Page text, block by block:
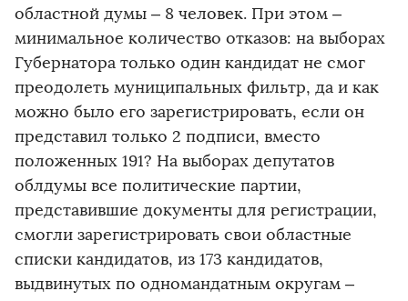
областной думы – 8 человек. При этом –
минимальное количество отказов: на выборах
Губернатора только один кандидат не смог
преодолеть муниципальных фильтр, да и как
можно было его зарегистрировать, если он
представил только 2 подписи, вместо
положенных 191? На выборах депутатов
облдумы все политические партии,
представившие документы для регистрации,
смогли зарегистрировать свои областные
списки кандидатов, из 173 кандидатов,
выдвинутых по одномандатным округам –